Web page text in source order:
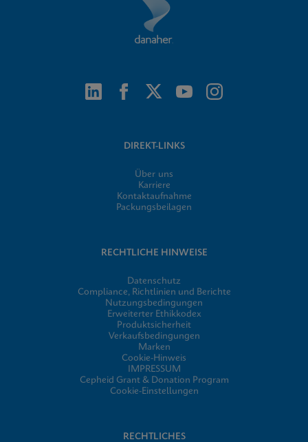
DIREKT-LINKS
Über uns
Karriere
Kontaktaufnahme
Packungsbeilagen
RECHTLICHE HINWEISE
Datenschutz
Compliance, Richtlinien und Berichte
Nutzungsbedingungen
Erweiterter Ethikkodex
Produktsicherheit
Verkaufsbedingungen
Marken
Cookie-Hinweis
IMPRESSUM
Cepheid Grant & Donation Program
Cookie-Einstellungen
RECHTLICHES